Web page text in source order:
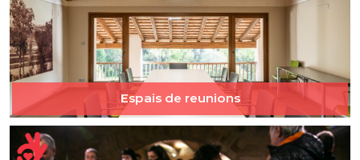
Espais de reunions